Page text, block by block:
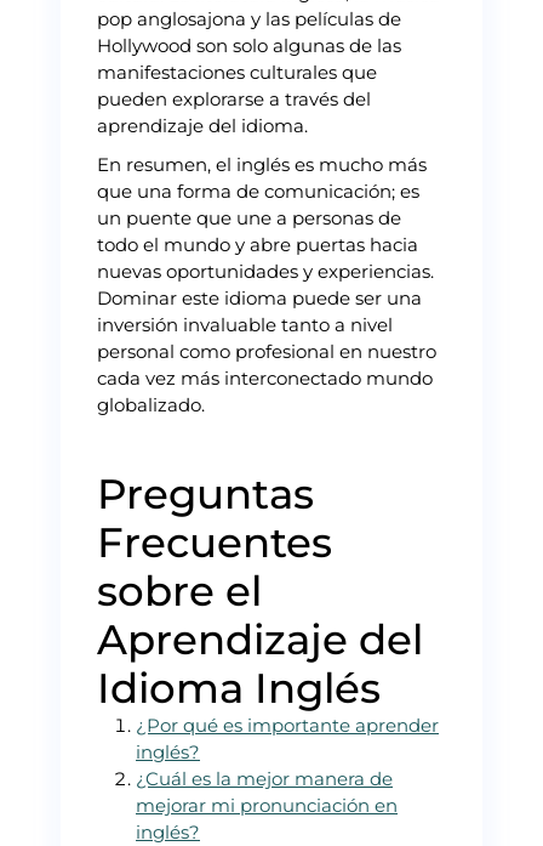
pop anglosajona y las películas de
Hollywood son solo algunas de las
manifestaciones culturales que
pueden explorarse a través del
aprendizaje del idioma.
En resumen, el inglés es mucho más
que una forma de comunicación; es
un puente que une a personas de
todo el mundo y abre puertas hacia
nuevas oportunidades y experiencias.
Dominar este idioma puede ser una
inversión invaluable tanto a nivel
personal como profesional en nuestro
cada vez más interconectado mundo
globalizado.
Preguntas
Frecuentes
sobre el
Aprendizaje del
Idioma Inglés
¿Por qué es importante aprender
inglés?
¿Cuál es la mejor manera de
mejorar mi pronunciación en
inglés?